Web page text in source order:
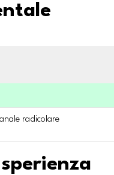
radicolare